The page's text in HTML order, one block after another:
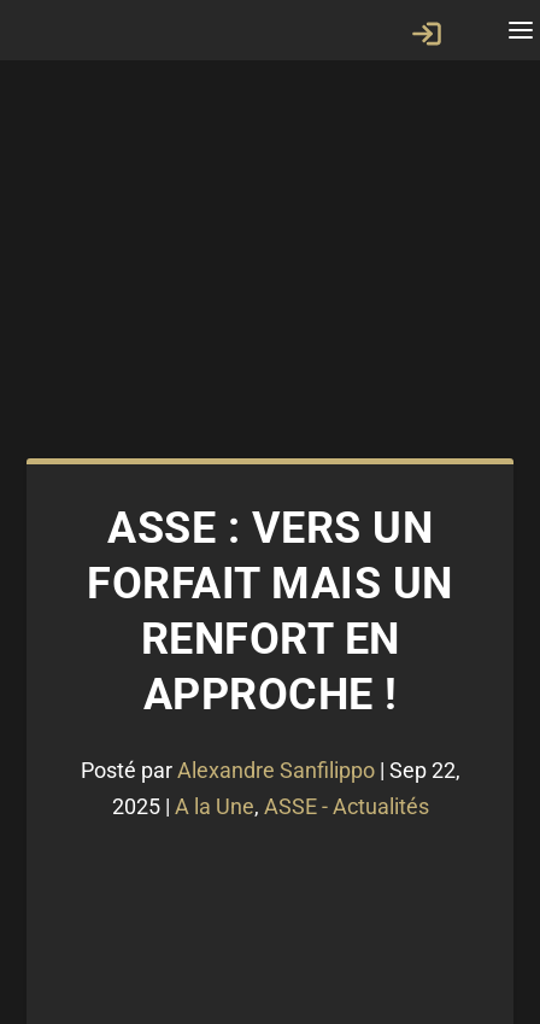
ASSE : VERS UN
FORFAIT MAIS UN
RENFORT EN
APPROCHE !
Posté parAlexandre Sanfilippo| Sep 22,
2025| A la Une, ASSE - Actualités